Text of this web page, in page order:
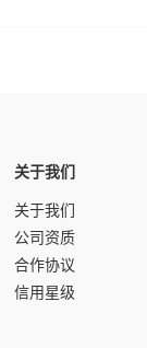
关于我们
关于我们
公司资质
合作协议
信用星级